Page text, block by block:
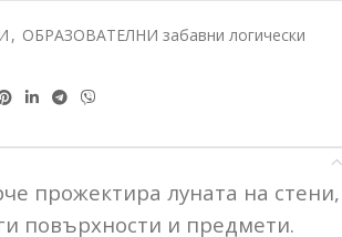
, ОБРАЗОВАТЕЛНИ забавни логически
прожектира луната на стени,
повърхности и предмети.